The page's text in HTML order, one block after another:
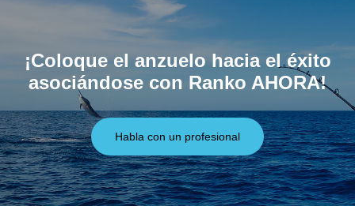
¡Coloque el anzuelo hacia el éxito
asociándose con Ranko AHORA!
Habla con un profesional